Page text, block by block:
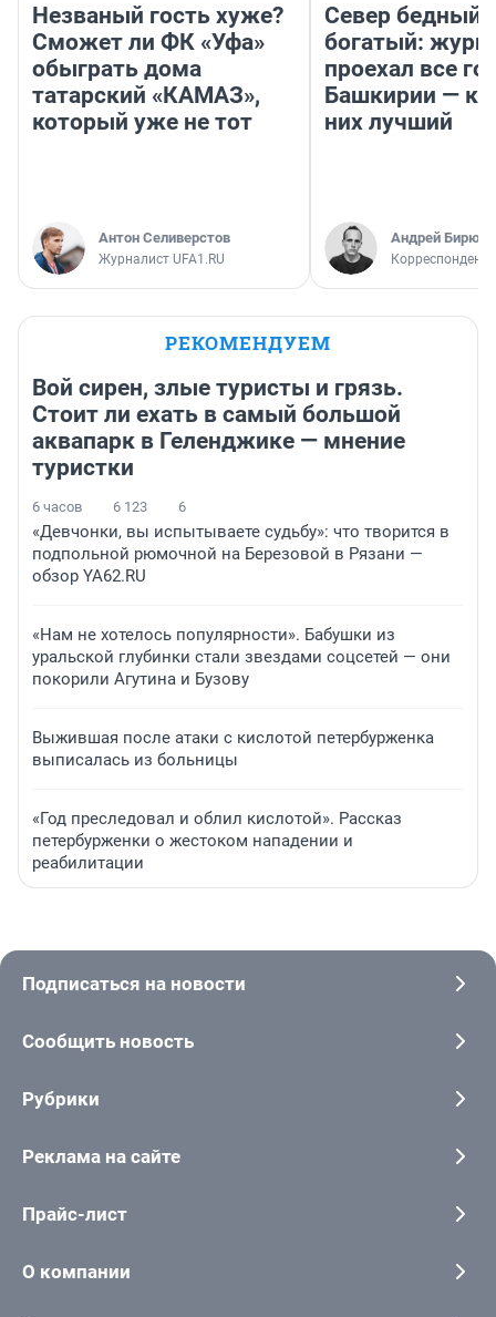
Незваный гость хуже?
Сможет ли ФК «Уфа»
обыграть дома
татарский «КАМАЗ»,
который уже не тот
Антон Селиверстов
Журналист UFA1.RU
Север бедный,
богатый:
проехал все
Башкирии —
них лучший
Андрей
Корреспондент
РЕКОМЕНДУЕМ
Вой сирен, злые туристы и грязь.
Стоит ли ехать в самый большой
аквапарк в Геленджике — мнение
туристки
6 часов 6 123 6
«Девчонки, вы испытываете судьбу»: что творится в
подпольной рюмочной на Березовой в Рязани —
обзор YA62.RU
«Нам не хотелось популярности». Бабушки из
уральской глубинки стали звездами соцсетей — они
покорили Агутина и Бузову
Выжившая после атаки с кислотой петербурженка
выписалась из больницы
«Год преследовал и облил кислотой». Рассказ
петербурженки о жестоком нападении и
реабилитации
Подписаться на новости
Сообщить новость
Рубрики
Реклама на сайте
Прайс-лист
О компании